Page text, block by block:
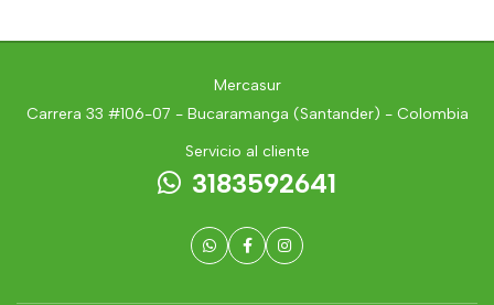
Mercasur
Carrera 33 #106-07 - Bucaramanga (Santander) - Colombia
Servicio al cliente
3183592641